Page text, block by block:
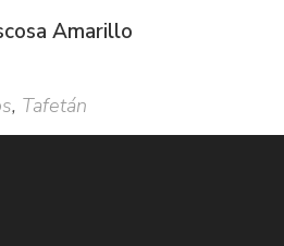
Amarillo
, Tafetán